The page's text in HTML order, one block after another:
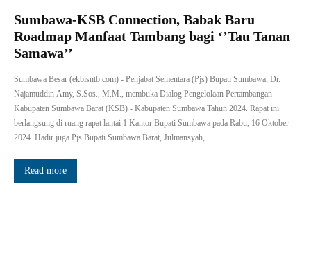
Sumbawa-KSB Connection, Babak Baru
Roadmap Manfaat Tambang bagi ‘’Tau Tanan
Samawa’’
Sumbawa Besar (ekbisntb.com) - Penjabat Sementara (Pjs) Bupati Sumbawa, Dr.
Najamuddin Amy, S.Sos., M.M., membuka Dialog Pengelolaan Pertambangan
Kabupaten Sumbawa Barat (KSB) - Kabupaten Sumbawa Tahun 2024. Rapat ini
berlangsung di ruang rapat lantai 1 Kantor Bupati Sumbawa pada Rabu, 16 Oktober
2024. Hadir juga Pjs Bupati Sumbawa Barat, Julmansyah,...
Read more